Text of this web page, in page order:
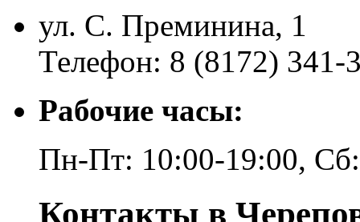
ул. С. Преминина, 1
Телефон: 8 (8172) 341-
Рабочие часы:
Пн-Пт: 10:00-19:00,
Контакты в